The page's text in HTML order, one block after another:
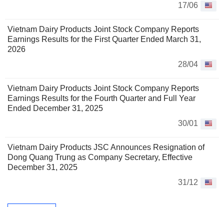
17/06
Vietnam Dairy Products Joint Stock Company Reports
Earnings Results for the First Quarter Ended March 31,
2026
28/04
Vietnam Dairy Products Joint Stock Company Reports
Earnings Results for the Fourth Quarter and Full Year
Ended December 31, 2025
30/01
Vietnam Dairy Products JSC Announces Resignation of
Dong Quang Trung as Company Secretary, Effective
December 31, 2025
31/12